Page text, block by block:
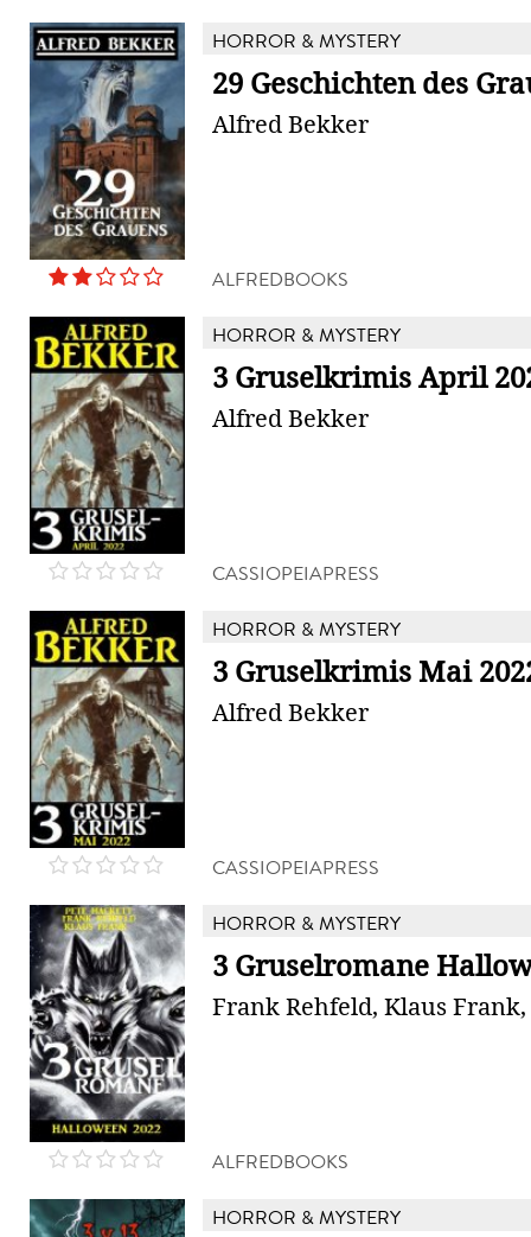
HORROR & MYSTERY
29 Geschichten des
Alfred Bekker
ALFREDBOOKS
HORROR & MYSTERY
3 Gruselkrimis April
Alfred Bekker
CASSIOPEIAPRESS
HORROR & MYSTERY
3 Gruselkrimis Mai
Alfred Bekker
CASSIOPEIAPRESS
HORROR & MYSTERY
3 Gruselromane
Frank Rehfeld, Klaus
ALFREDBOOKS
HORROR & MYSTERY